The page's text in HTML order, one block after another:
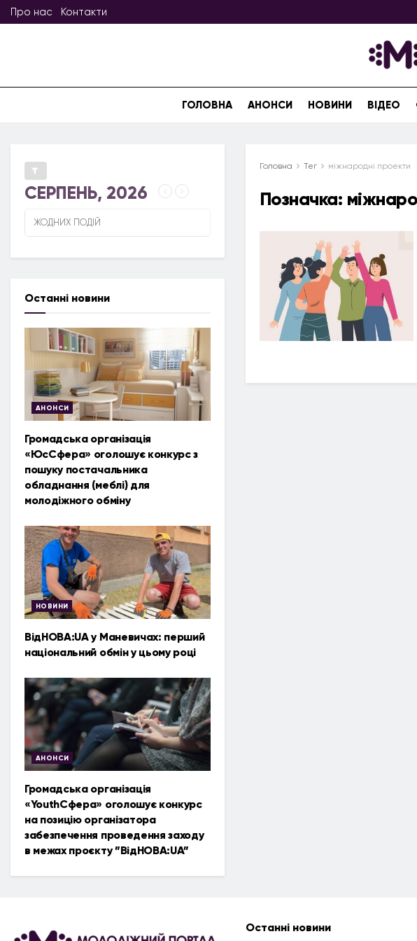
Про нас Контакти
ГОЛОВНА АНОНСИ НОВИНИ ВІДЕО
Головна Тег міжнародні проекти
Позначка:
СЕРПЕНЬ, 2026
ЖОДНИХ ПОДІЙ
Останні новини
АНОНСИ
Громадська організація
«ЮсСфера» оголошує конкурс з
пошуку постачальника
обладнання (меблі) для
молодіжного обміну
НОВИНИ
ВідНОВА:UA у Маневичах: перший
національний обмін у цьому році
АНОНСИ
Громадська організація
«YouthСфера» оголошує конкурс
на позицію організатора
забезпечення проведення заходу
в межах проєкту ”ВідНОВА:UA”
Останні новини